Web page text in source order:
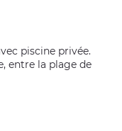
piscine privée.
entre la plage de